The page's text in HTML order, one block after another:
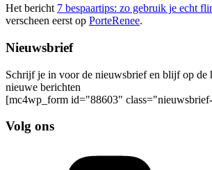
Het bericht 7 bespaartips: zo gebruik je echt
verscheen eerst op PorteRenee.
Nieuwsbrief
Schrijf je in voor de nieuwsbrief en blijf op de
nieuwe berichten
[mc4wp_form id="88603"
Volg ons